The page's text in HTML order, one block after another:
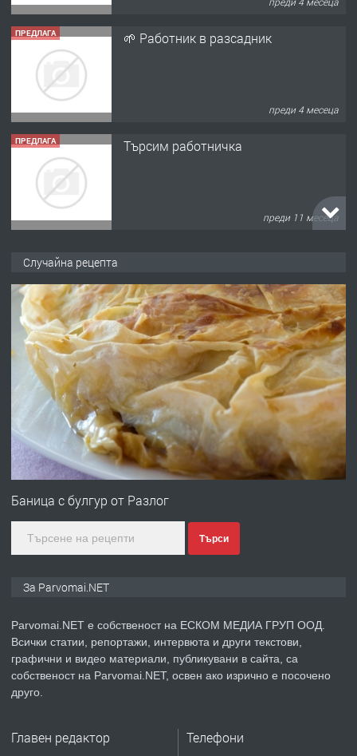
ПРЕДЛАГА 🌱 Работник в разсадник
преди 4 месеца
ПРЕДЛАГА Търсим работничка
преди 11 месеца
преди 1 година
ПРЕДЛАГА Работа за общи работници
ПРЕДЛАГА
Първи поход "По стъпките на Ангел
преди 1 година
ПРЕДЛАГА Уроци по Математика
Случайна рецепта
Баница с булгур от Разлог
Търси
За Parvomai.NET
Parvomai.NET е собственост на ЕСКОМ МЕДИА ГРУП ООД.
Всички статии, репортажи, интервюта и други текстови,
графични и видео материали, публикувани в сайта, са
собственост на Parvomai.NET, освен ако изрично е посочено
друго.
Главен редактор Телефони